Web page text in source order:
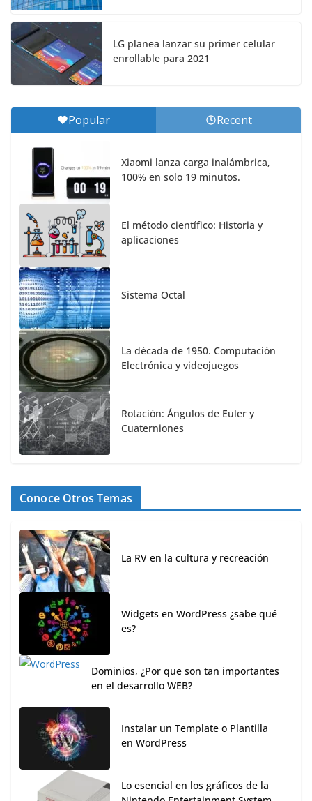
LG planea lanzar su primer celular
enrollable para 2021
Popular Recent
Xiaomi lanza carga inalámbrica,
100% en solo 19 minutos.
El método científico: Historia y
aplicaciones
Sistema Octal
La década de 1950. Computación
Electrónica y videojuegos
Rotación: Ángulos de Euler y
Cuaterniones
Conoce Otros Temas
La RV en la cultura y recreación
Widgets en WordPress ¿sabe qué
es?
Dominios, ¿Por que son tan importantes
en el desarrollo WEB?
Instalar un Template o Plantilla
en WordPress
Lo esencial en los gráficos de la